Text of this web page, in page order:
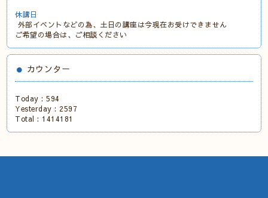
休講日
外部イベントなどの為、土日の講座は今現在お受けできません
ご希望の場合は、ご相談ください
カウンター
Today :594
Yesterday : 2597
Total : 1414181